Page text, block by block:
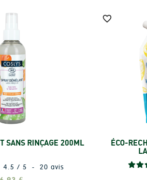
SANS RINÇAGE 200ML
4.5 / 5 - 20 avis

ÉCO-